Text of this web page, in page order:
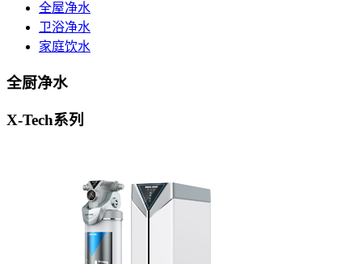
全屋净水
卫浴净水
家庭饮水
全厨净水
X-Tech系列